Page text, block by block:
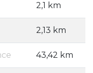
2,1 km
2,13 km
43,42 km